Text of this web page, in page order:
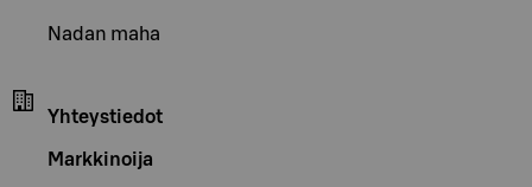
Nadan maha
Yhteystiedot
Markkinoija